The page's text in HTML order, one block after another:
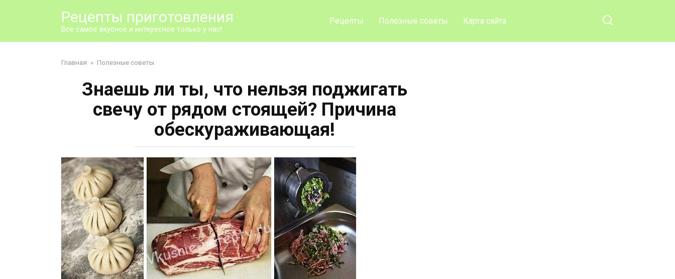
Рецепты приготовления
Все самое вкусное и интересное только у нас!
Рецепты Полезные советы Карта сайта
Главная » Полезные советы
Знаешь ли ты, что нельзя поджигать
свечу от рядом стоящей? Причина
обескураживающая!